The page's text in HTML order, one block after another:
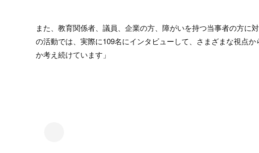
また、教育関係者、議員、企業の方、障がいを持つ当事者の方に
の活動では、実際に109名にインタビューして、さまざまな視点
か考え続けています」